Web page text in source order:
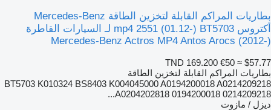
بطاريات المراكم القابلة لتخزين الطاقة Mercedes-Benz
أكتروس mp4 2551 (01.12-) BT5703 لـ السيارات القاطرة
Mercedes-Benz Actros MP4 Antos Arocs (2012-)
TND 169.200 €50 ≈ $57.77
بطاريات المراكم القابلة لتخزين الطاقة
BT5703 K010324 BS8403 K004045000 A0194200018 A0214209218
A0204202818 0194200018 0214209218...
ديزل / مازوت